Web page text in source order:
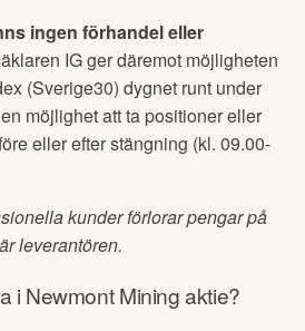
ingen förhandel eller
IG ger däremot möjligheten
(Sverige30) dygnet runt under
möjlighet att ta positioner eller
eller efter stängning (kl. 09.00-
kunder förlorar pengar på
leverantören.
iNewmont Miningaktie?